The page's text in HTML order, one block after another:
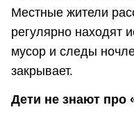
Местные жители
регулярно находят
мусор и следы
закрывает.
Дети не знают про